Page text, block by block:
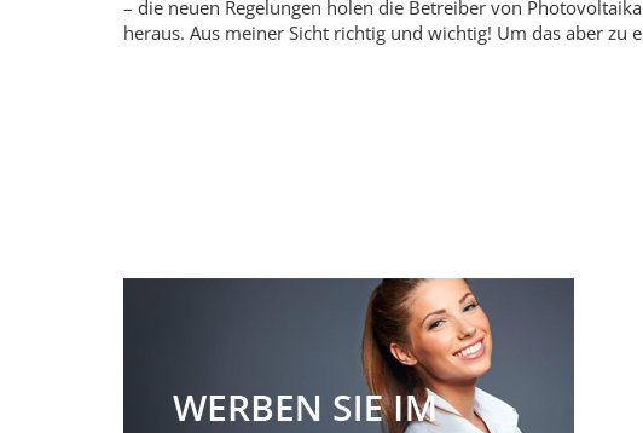
– die neuen Regelungen holen die Betreiber von
heraus. Aus meiner Sicht richtig und wichtig! Um das aber zu